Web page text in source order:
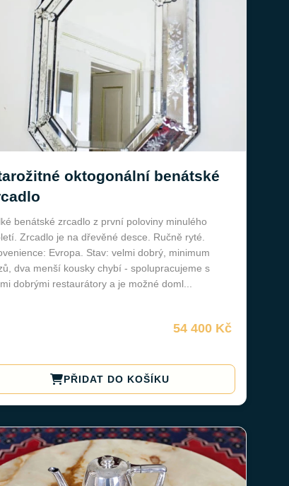
oktogonální benátské
benátské zrcadlo z první poloviny minulého
Zrcadlo je na dřevěné desce. Ručně ryté.
Evropa. Stav: velmi dobrý, minimum
dva menší kousky chybí - spolupracujeme s
dobrými restaurátory a je možné doml...
54 400 Kč
PŘIDAT DO KOŠÍKU